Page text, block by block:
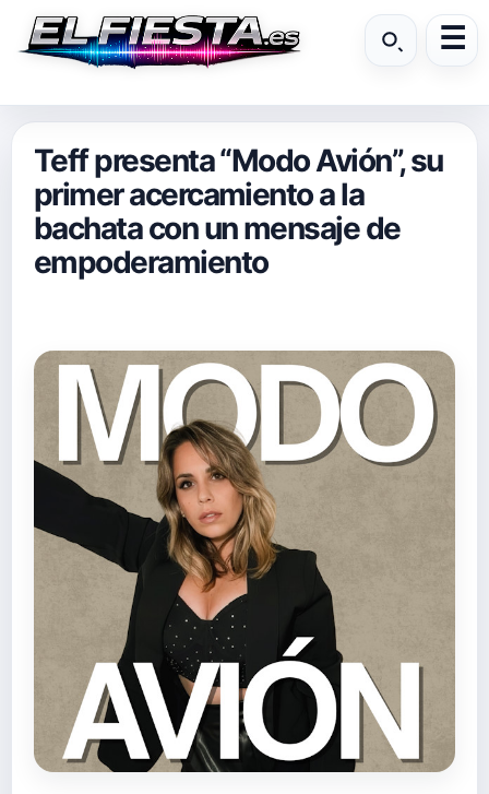
Teff presenta “Modo Avión”, su
primer acercamiento a la
bachata con un mensaje de
empoderamiento